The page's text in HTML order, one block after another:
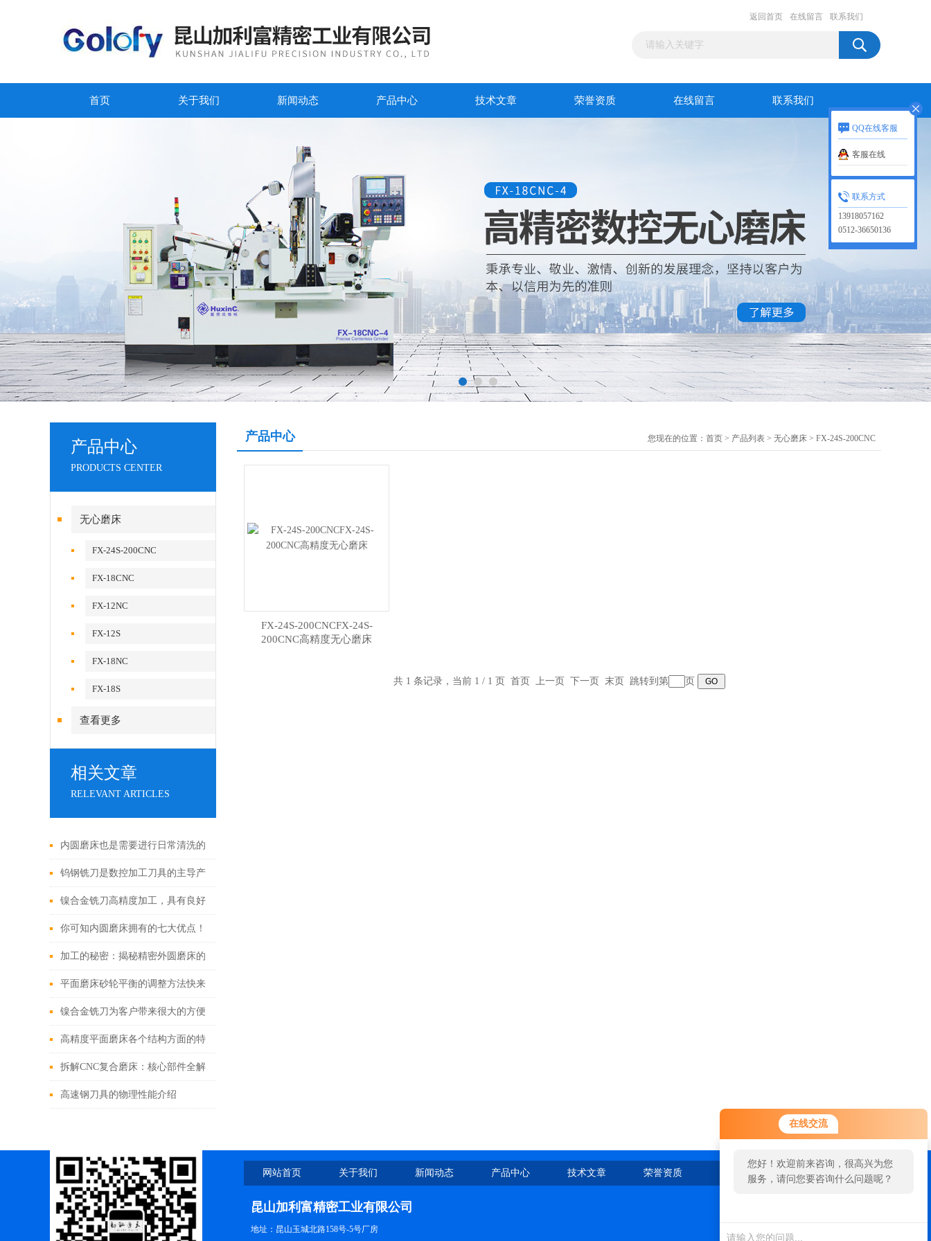
在线交流
您好！欢迎前来咨询，很高兴为您
服务，请问您要咨询什么问题呢？
返回首页 在线留言 联系我们
首页 关于我们 新闻动态 产品中心 技术文章 荣誉资质 在线留言 联系我们
产品中心
PRODUCTS CENTER
无心磨床
FX-24S-200CNC
FX-18CNC
FX-12NC
FX-12S
FX-18NC
FX-18S
查看更多
相关文章
RELEVANT ARTICLES
内圆磨床也是需要进行日常清洗的
钨钢铣刀是数控加工刀具的主导产
品
镍合金铣刀高精度加工，具有良好
的设计
你可知内圆磨床拥有的七大优点！
加工的秘密：揭秘精密外圆磨床的
结构优势
平面磨床砂轮平衡的调整方法快来
看看吧！
镍合金铣刀为客户带来很大的方便
高精度平面磨床各个结构方面的特
点
拆解CNC复合磨床：核心部件全解
析，带你摸清设备“骨架”！
高速钢刀具的物理性能介绍
产品中心 您现在的位置： 首页 > 产品列表 > 无心磨床 > FX-24S-200CNC
FX-24S-200CNCFX-24S-
200CNC高精度无心磨床
共 1 条记录，当前 1 / 1 页 首页 上一页 下一页 末页 跳转到第 页
网站首页 关于我们 新闻动态 产品中心 技术文章 荣誉资质 在线留言 联系我们
昆山加利富精密工业有限公司
地址：昆山玉城北路158号-5号厂房
QQ在线客服
客服在线
联系方式
13918057162
0512-36650136